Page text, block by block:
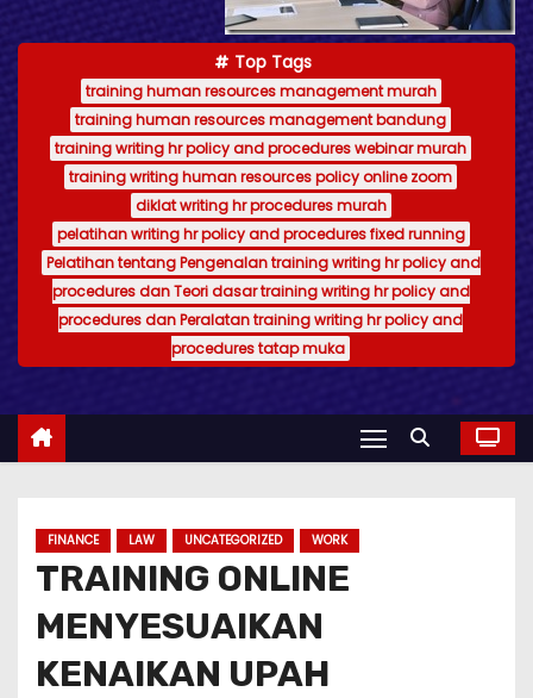
Top Tags
training human resources management murah
training human resources management bandung
training writing hr policy and procedures webinar murah
training writing human resources policy online zoom
diklat writing hr procedures murah
pelatihan writing hr policy and procedures fixed running
Pelatihan tentang Pengenalan training writing hr policy and
procedures dan Teori dasar training writing hr policy and
procedures dan Peralatan training writing hr policy and
procedures tatap muka
FINANCE LAW UNCATEGORIZED WORK
TRAINING ONLINE
MENYESUAIKAN
KENAIKAN UPAH